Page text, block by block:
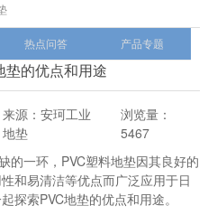
热点问答 产品专题
垫的优点和用途
来源：安珂工业
地垫
浏览量：
5467
一环，PVC塑料地垫因其良好的
和易清洁等优点而广泛应用于日
探索PVC地垫的优点和用途。